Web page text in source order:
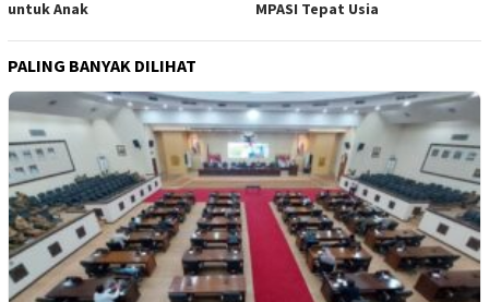
untuk Anak
MPASI Tepat Usia
PALING BANYAK DILIHAT